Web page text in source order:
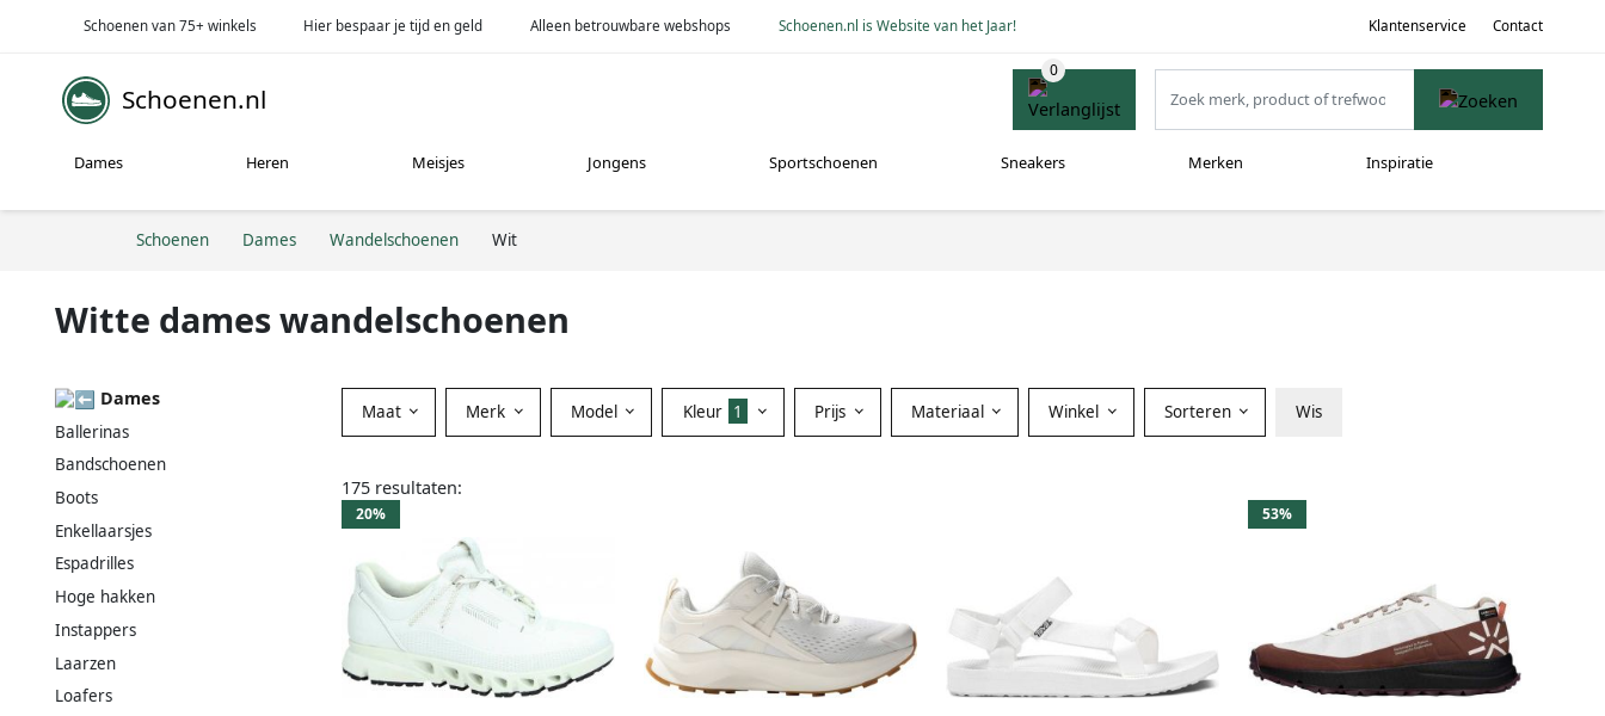
Schoenen van 75+ winkels Hier bespaar je tijd en geld Alleen betrouwbare webshops Schoenen.nl is Website van het Jaar! Klantenservice Contact
Schoenen.nl
Dames Heren Meisjes Jongens Sportschoenen Sneakers Merken Inspiratie
Schoenen Dames Wandelschoenen Wit
Witte dames wandelschoenen
Dames
Ballerinas
Bandschoenen
Boots
Enkellaarsjes
Espadrilles
Hoge hakken
Instappers
Laarzen
Loafers
Maat Merk Model Kleur 1 Prijs Materiaal Winkel Sorteren Wis
175 resultaten:
20% 53%